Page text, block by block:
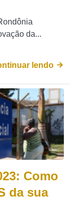
da...
lendo
Como
da sua